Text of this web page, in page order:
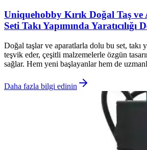
Uniquehobby Kırık Doğal Taş
Seti Takı Yapımında Yaratıcılığı
Doğal taşlar ve aparatlarla dolu bu set, takı
teşvik eder, çeşitli malzemelerle özgün
sağlar. Hem yeni başlayanlar hem de
Daha fazla bilgi edinin